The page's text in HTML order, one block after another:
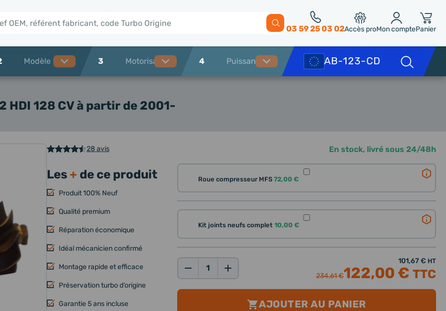
03 59 25 03 02Accès proMon comptePanier
3 4
HDI 128 CV à partir de 2001-
28 avis
Les+ de ce produit
Produit 100% Neuf
Qualité premium
Réparation économique
Idéal mécanicien confirmé
Montage rapide et efficace
Préservation turbo d’origine
Garantie 5 ans incluse
En stock, livré sous 24/48h
Roue compresseur MFS72,00 €
Kit joints neufs complet10,00 €
234,61 €
101,67 € HT
122,00 € TTC
AJOUTER AU PANIER